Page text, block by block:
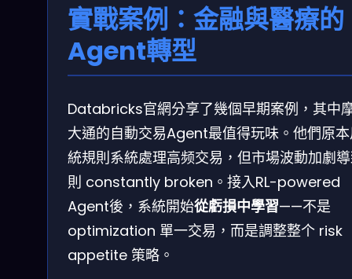
實戰案例：金融與醫療的
Agent轉型
Databricks官網分享了幾個早期案例，其中
大通的自動交易Agent最值得玩味。他們原
統規則系統處理高频交易，但市場波動加劇
則 constantly broken。接入RL-powered
Agent後，系統開始從虧損中學習——不是
optimization 單一交易，而是調整整个 risk
appetite 策略。